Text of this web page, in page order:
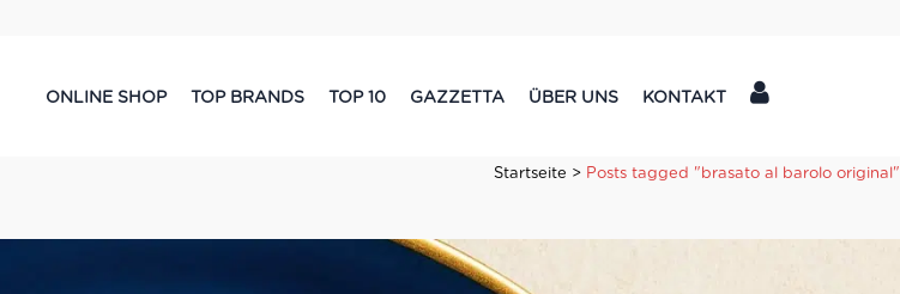
ONLINE SHOP TOP BRANDS TOP 10 GAZZETTA ÜBER UNS KONTAKT
Startseite > Posts tagged "brasato al barolo original"